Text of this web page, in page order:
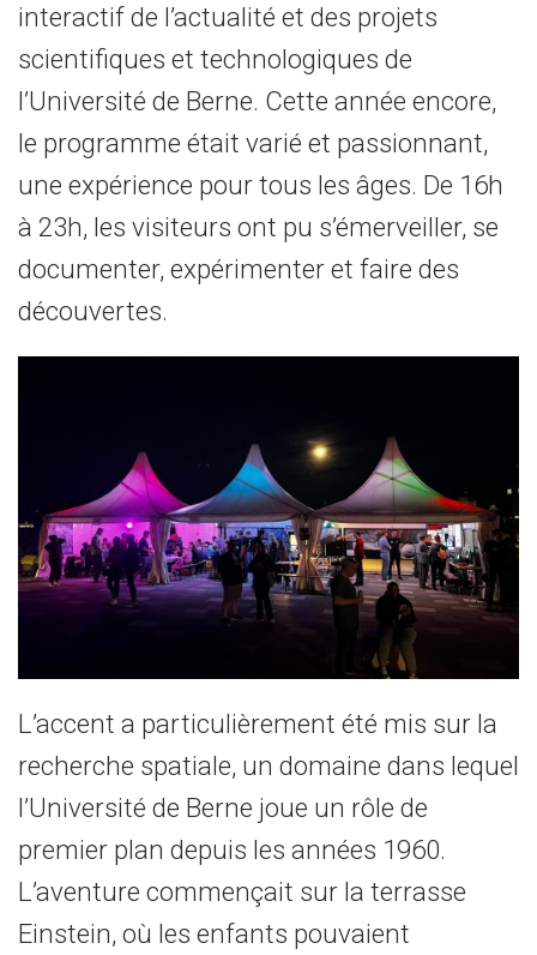
interactif de l’actualité et des projets
scientifiques et technologiques de
l’Université de Berne. Cette année encore,
le programme était varié et passionnant,
une expérience pour tous les âges. De 16h
à 23h, les visiteurs ont pu s’émerveiller, se
documenter, expérimenter et faire des
découvertes.
L’accent a particulièrement été mis sur la
recherche spatiale, un domaine dans lequel
l’Université de Berne joue un rôle de
premier plan depuis les années 1960.
L’aventure commençait sur la terrasse
Einstein, où les enfants pouvaient